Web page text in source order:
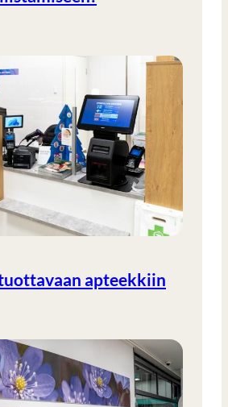
apteekkiin